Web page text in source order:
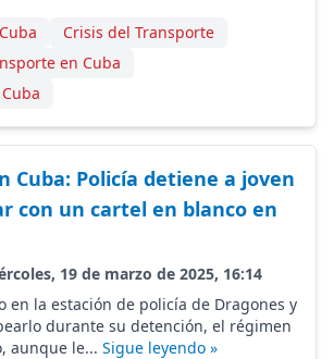
Crisis del Transporte
en Cuba
Cuba: Policía detiene a joven
con un cartel en blanco en
19 de marzo de 2025, 16:14
en la estación de policía de Dragones y
durante su detención, el régimen
aunque le... Sigue leyendo »